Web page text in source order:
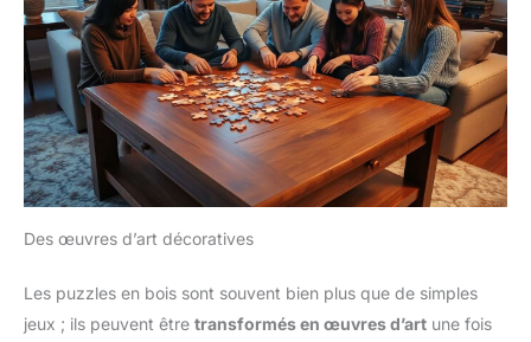
Des œuvres d’art décoratives
Les puzzles en bois sont souvent bien plus que de simples
jeux ; ils peuvent être transformés en œuvres d’art une fois